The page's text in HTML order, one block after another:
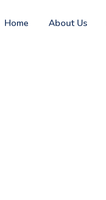
Home About Us